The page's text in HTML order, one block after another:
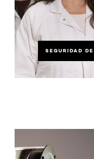
SEGURIDAD